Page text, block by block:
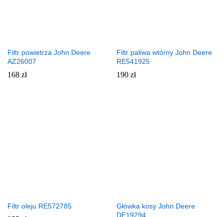
Filtr powietrza John Deere
AZ26007
168 zł
Filtr paliwa wtórny John Deere
RE541925
190 zł
Filtr oleju RE572785
Główka kosy John Deere
DE19294